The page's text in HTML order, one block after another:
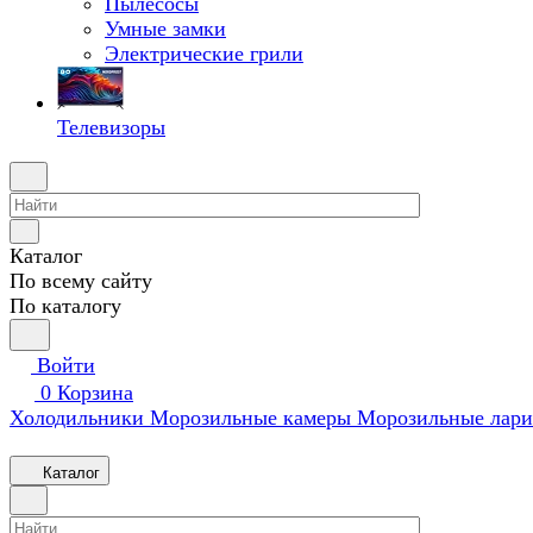
Умные замки
Электрические грили
Телевизоры
Каталог
По всему сайту
По каталогу
Войти
0 Корзина
Холодильники Морозильные камеры Морозильные лари
Каталог